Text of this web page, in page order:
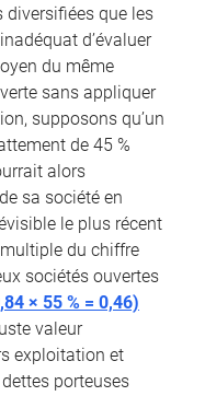
que les
d’évaluer
du même
sans appliquer
supposons qu’un
de 45 %
alors
sa société en
le plus récent
du chiffre
sociétés ouvertes
× 55 % = 0,46)
valeur
exploitation et
porteuses